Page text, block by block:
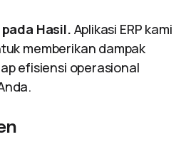
Hasil. Aplikasi ERP kami
memberikan dampak
efisiensi operasional